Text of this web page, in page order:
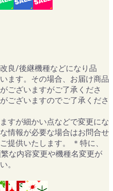
良/後継機種などになり品
ます。その場合、お届け商品
ございますがご了承くださ
ございますのでご了承くださ
すが細かい点などで変更にな
情報が必要な場合はお問合せ
提供いたします。 ＊特に、
な内容変更や機種名変更が
。